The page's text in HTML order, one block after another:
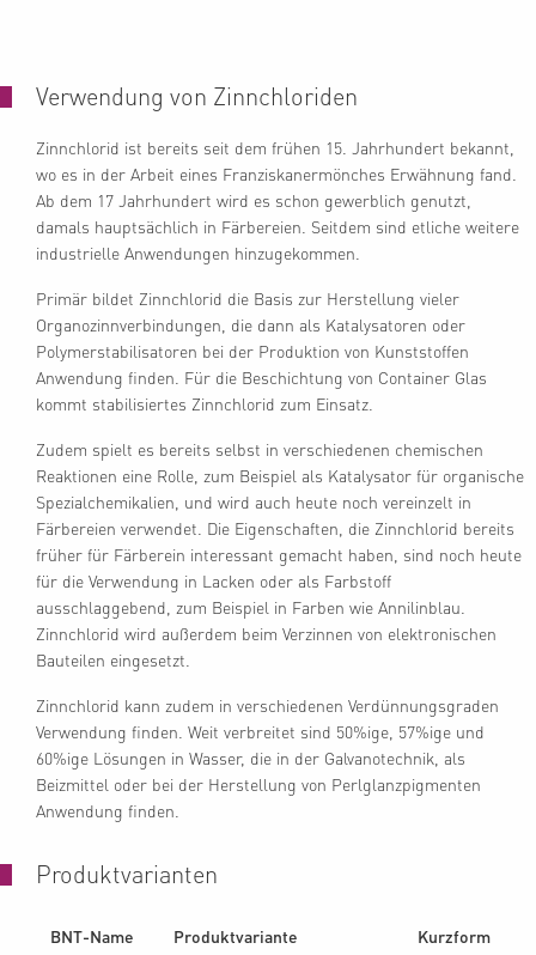
Verwendung von Zinnchloriden
Zinnchlorid ist bereits seit dem frühen 15. Jahrhundert bekannt,
wo es in der Arbeit eines Franziskanermönches Erwähnung fand.
Ab dem 17 Jahrhundert wird es schon gewerblich genutzt,
damals hauptsächlich in Färbereien. Seitdem sind etliche weitere
industrielle Anwendungen hinzugekommen.
Primär bildet Zinnchlorid die Basis zur Herstellung vieler
Organozinnverbindungen, die dann als Katalysatoren oder
Polymerstabilisatoren bei der Produktion von Kunststoffen
Anwendung finden. Für die Beschichtung von Container Glas
kommt stabilisiertes Zinnchlorid zum Einsatz.
Zudem spielt es bereits selbst in verschiedenen chemischen
Reaktionen eine Rolle, zum Beispiel als Katalysator für organische
Spezialchemikalien, und wird auch heute noch vereinzelt in
Färbereien verwendet. Die Eigenschaften, die Zinnchlorid bereits
früher für Färberein interessant gemacht haben, sind noch heute
für die Verwendung in Lacken oder als Farbstoff
ausschlaggebend, zum Beispiel in Farben wie Annilinblau.
Zinnchlorid wird außerdem beim Verzinnen von elektronischen
Bauteilen eingesetzt.
Zinnchlorid kann zudem in verschiedenen Verdünnungsgraden
Verwendung finden. Weit verbreitet sind 50%ige, 57%ige und
60%ige Lösungen in Wasser, die in der Galvanotechnik, als
Beizmittel oder bei der Herstellung von Perlglanzpigmenten
Anwendung finden.
Produktvarianten
BNT-Name Produktvariante Kurzform